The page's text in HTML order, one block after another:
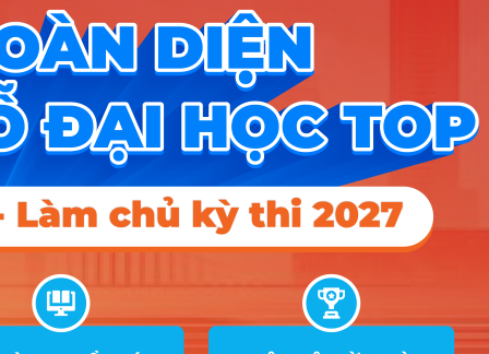
Tin giáo dục nổi bật
Tin tuyển sinh vào 10
Tin tuyển sinh Đại học
Liên hệ
Điều khoản dịch vụ
Chính sách bảo mật